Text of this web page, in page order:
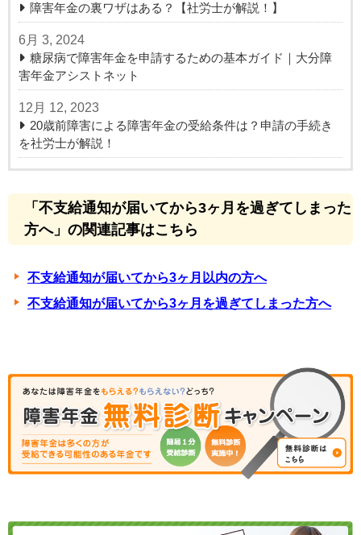
障害年金の裏ワザはある？【社労士が解説！】
6月 3, 2024
糖尿病で障害年金を申請するための基本ガイド｜大分障
害年金アシストネット
12月 12, 2023
20歳前障害による障害年金の受給条件は？申請の手続き
を社労士が解説！
「不支給通知が届いてから3ヶ月を過ぎてしまった
方へ」の関連記事はこちら
不支給通知が届いてから3ヶ月以内の方へ
不支給通知が届いてから3ヶ月を過ぎてしまった方へ